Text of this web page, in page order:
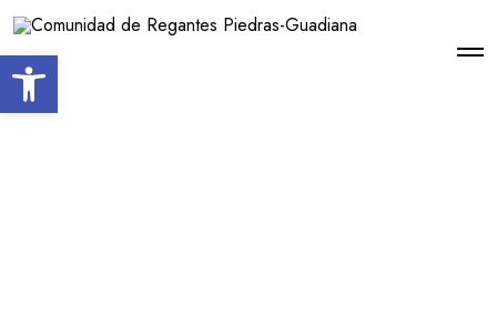
Open toolbar